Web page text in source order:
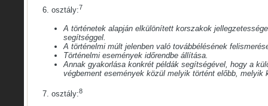
6. osztály:7
A történetek alapján elkülönített korszakok
segítséggel.
A történelmi múlt jelenben való továbbélésének
Történelmi események időrendbe állítása.
Annak gyakorlása konkrét példák segítségével, hogy a
végbement események közül melyik történt előbb, melyik
7. osztály:8